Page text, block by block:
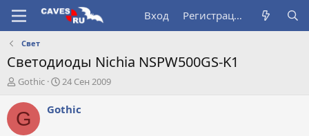
Вход Регистрация
Свет
Светодиоды Nichia NSPW500GS-K1
А
т
о
Gothic
Д
т
24 Сен 2009
G Gothic